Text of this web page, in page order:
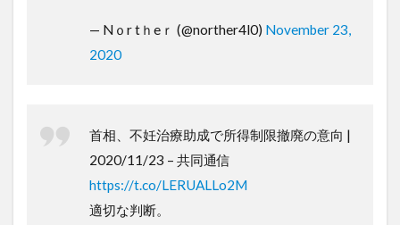
— Nｏr tｈeｒ (@norther4l0) November 23,
2020
首相、不妊治療助成で所得制限撤廃の意向 |
2020/11/23 – 共同通信
https://t.co/LERUALLo2M
適切な判断。